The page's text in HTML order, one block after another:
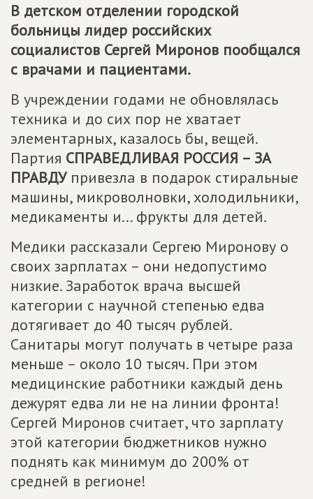
В детском отделении городской
больницы лидер российских
социалистов Сергей Миронов пообщался
с врачами и пациентами.
В учреждении годами не обновлялась
техника и до сих пор не хватает
элементарных, казалось бы, вещей.
Партия СПРАВЕДЛИВАЯ РОССИЯ – ЗА
ПРАВДУпривезла в подарок стиральные
машины, микроволновки, холодильники,
медикаменты и... фрукты для детей.
Медики рассказали Сергею Миронову о
своих зарплатах – они недопустимо
низкие. Заработок врача высшей
категории с научной степенью едва
дотягивает до 40 тысяч рублей.
Санитары могут получать в четыре раза
меньше – около 10 тысяч. При этом
медицинские работники каждый день
дежурят едва ли не на линии фронта!
Сергей Миронов считает, что зарплату
этой категории бюджетников нужно
поднять как минимум до 200% от
средней в регионе!